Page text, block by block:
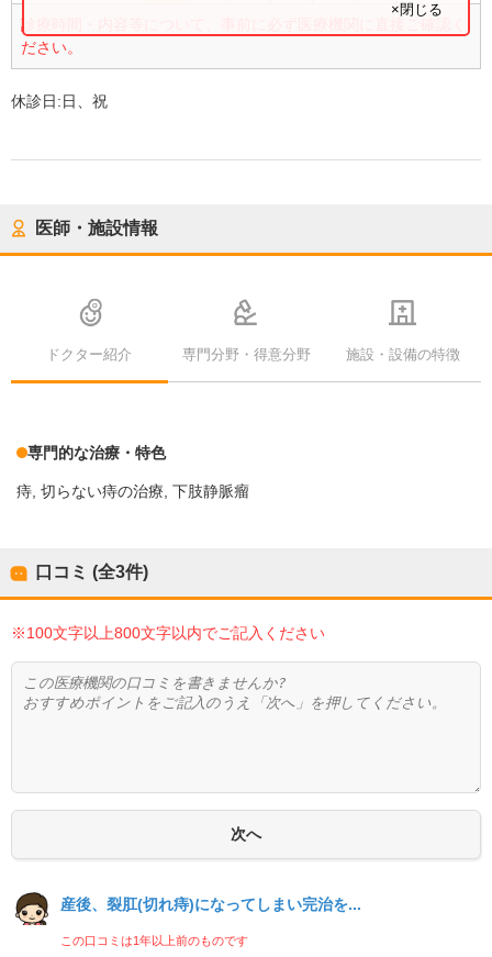
診療時間・内容等について、事前に必ず医療機関に直接ご確認く
ださい。
×閉じる
休診日:日、祝
医師・施設情報
ドクター紹介 専門分野・得意分野 施設・設備の特徴
専門的な治療・特色
痔 切らない痔の治療 下肢静脈瘤
口コミ (全3件)
※100文字以上800文字以内でご記入ください
産後、裂肛(切れ痔)になってしまい完治を...
この口コミは1年以上前のものです